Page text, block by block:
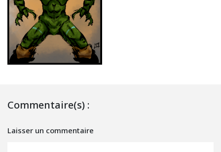
Commentaire(s) :
Laisser un commentaire